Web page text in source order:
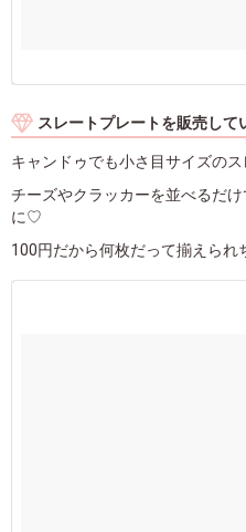
スレートプレートを販売し
キャンドゥでも小さ目サイズの
チーズやクラッカーを並べるだ
に♡
100円だから何枚だって揃えられ